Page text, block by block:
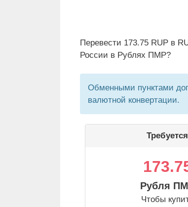
Перевести 173.75 RUP в
России в Рублях ПМР?
Обменными пунктами
валютной конвертации.
Требуется
Рубля
Чтобы